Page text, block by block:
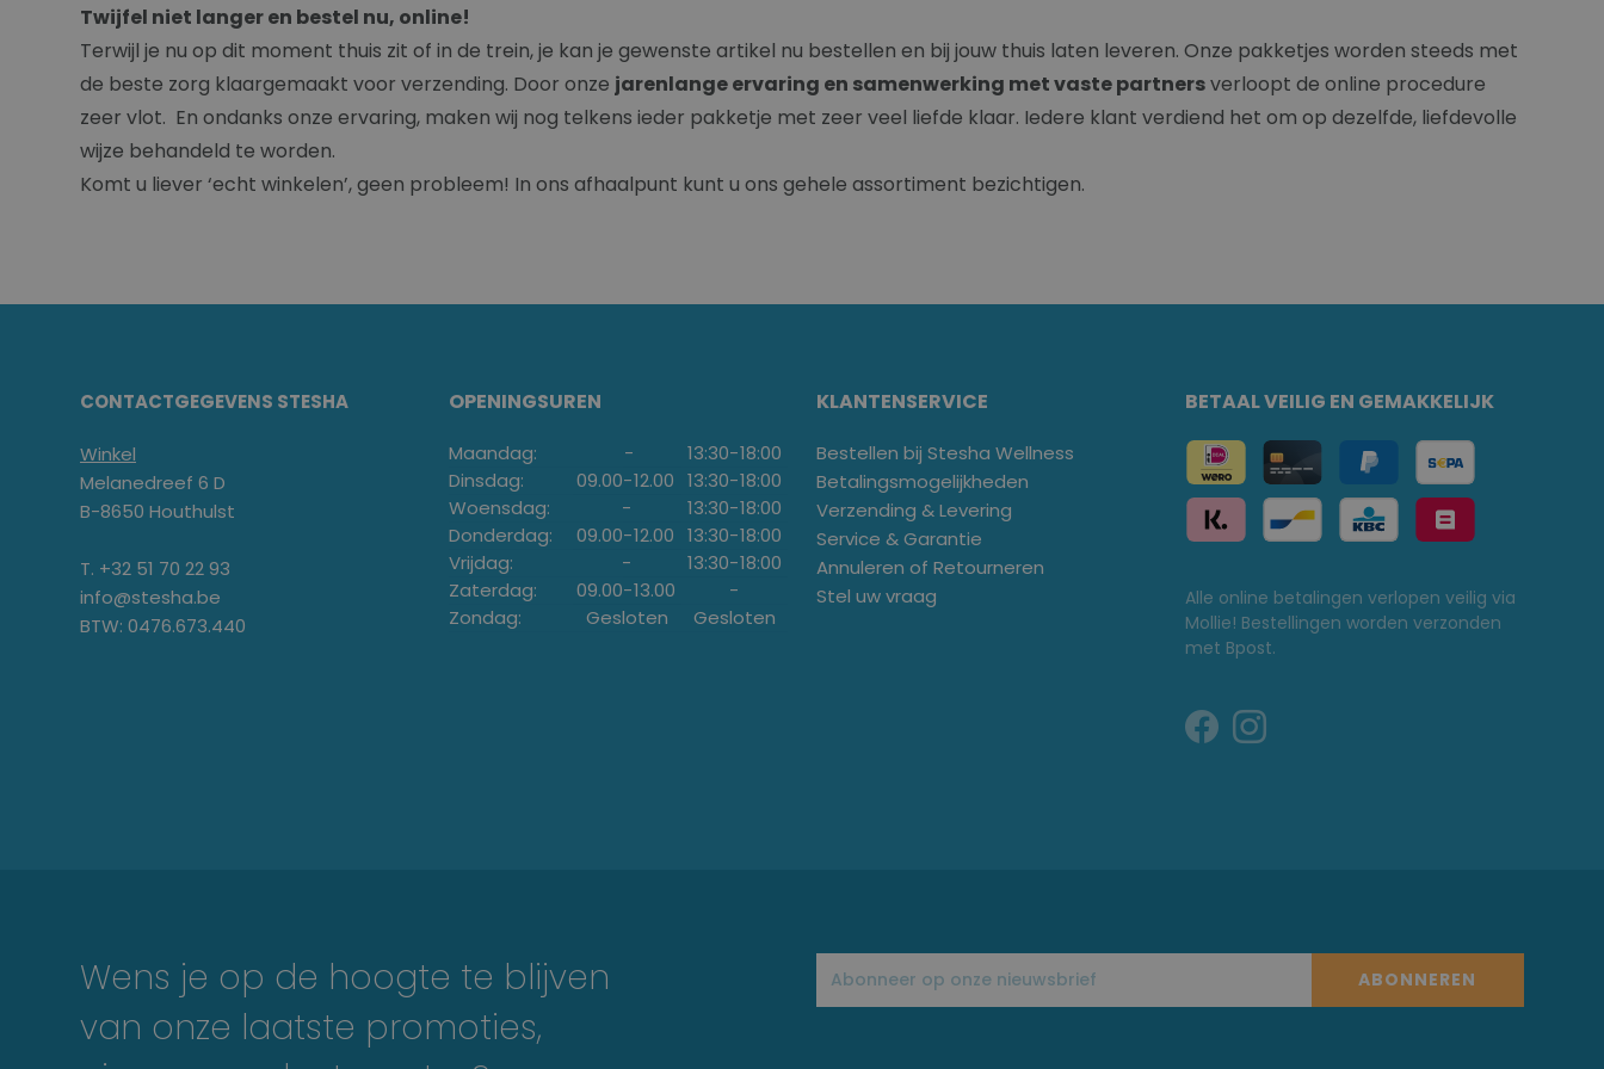
Twijfel niet langer en bestel nu, online!
Terwijl je nu op dit moment thuis zit of in de trein, je kan je gewenste artikel nu bestellen en bij jouw thuis laten leveren. Onze pakketjes worden steeds met
de beste zorg klaargemaakt voor verzending. Door onze jarenlange ervaring en samenwerking met vaste partnersverloopt de online procedure
zeer vlot. En ondanks onze ervaring, maken wij nog telkens ieder pakketje met zeer veel liefde klaar. Iedere klant verdiend het om op dezelfde, liefdevolle
wijze behandeld te worden.
Komt u liever ‘echt winkelen’, geen probleem! In ons afhaalpunt kunt u ons gehele assortiment bezichtigen.
CONTACTGEGEVENS STESHA
Winkel
Melanedreef 6 D
B-8650 Houthulst
T. +32 51 70 22 93
info@stesha.be
BTW: 0476.673.440
OPENINGSUREN
Maandag: - 13:30-18:00
Dinsdag:
09.00-12.00 13:30-18:00
Woensdag:
- 13:30-18:00
Donderdag:
09.00-12.00 13:30-18:00
Vrijdag:
- 13:30-18:00
Zaterdag:
09.00-13.00
-
Zondag:
Gesloten Gesloten
KLANTENSERVICE
Bestellen bij Stesha Wellness
Betalingsmogelijkheden
Verzending & Levering
Service & Garantie
Annuleren of Retourneren
Stel uw vraag
BETAAL VEILIG EN GEMAKKELIJK
Alle online betalingen verlopen veilig via
Mollie! Bestellingen worden verzonden
met Bpost.
Wens je op de hoogte te blijven
van onze laatste promoties,
ABONNEREN